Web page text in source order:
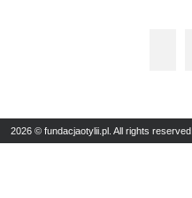
2026 © fundacjaotylii.pl. All rights reserved.